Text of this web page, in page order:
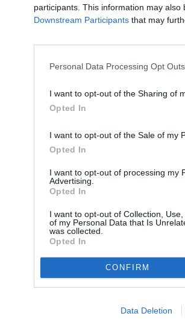
participants. This information may
Downstream Participants that may
Personal Data Processing Opt Outs
I want to opt-out of the Sharing of
Opted In
I want to opt-out of the Sale of my
Opted In
I want to opt-out of processing my
Advertising.
Opted In
I want to opt-out of Collection,
of my Personal Data that Is
was collected.
Opted In
CONFIRM
Data Deletion
lies under
στην The
ομαδική έκθεση
ΑΠΟ: 28/09/
More I